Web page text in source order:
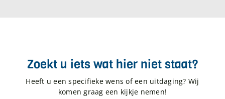
Zoekt u iets wat hier niet staat?
Heeft u een specifieke wens of een uitdaging? Wij
komen graag een kijkje nemen!